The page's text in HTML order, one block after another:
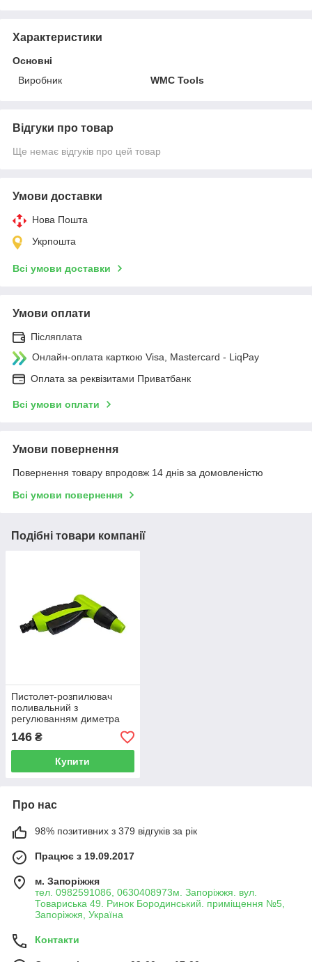
Характеристики
Основні
Виробник
WMC Tools
Відгуки про товар
Ще немає відгуків про цей товар
Умови доставки
Нова Пошта
Укрпошта
Всі умови доставки
Умови оплати
Післяплата
Онлайн-оплата карткою Visa, Mastercard - LiqPay
Оплата за реквізитами Приватбанк
Всі умови оплати
Умови повернення
Повернення товару впродовж 14 днів за домовленістю
Всі умови повернення
Подібні товари компанії
Пистолет-розпилювач
поливальний з
регулюванням диметра
розпилення та кнопкою
фіксації WMC TOOLS WT-
TG7201030
146 ₴
Купити
Про нас
98% позитивних з 379 відгуків за рік
Працює з 19.09.2017
м. Запоріжжя
тел. 0982591086, 0630408973м. Запоріжжя. вул.
Товариська 49. Ринок Бородинський. приміщення №5,
Запоріжжя, Україна
Контакти